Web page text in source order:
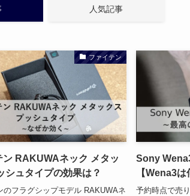
人気記事
ファイテン
ン RAKUWAネック メタッ
シュタイプの効果は？
のフラグシップモデル RAKUWAネ
Sony
【Wena3は
予約時点で売